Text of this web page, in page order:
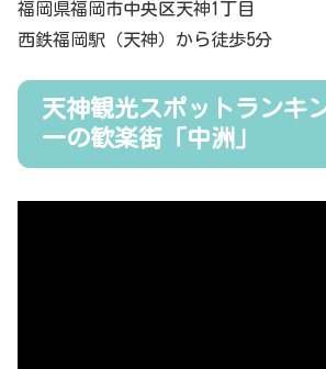
福岡県福岡市中央区天神1丁目
西鉄福岡駅（天神）から徒歩5分
天神観光スポットランキ
一の歓楽街「中洲」